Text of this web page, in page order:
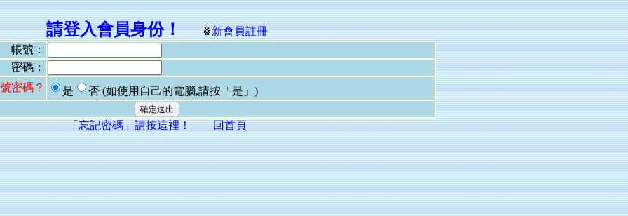
請登入會員身份！
新會員註冊
帳號：
密碼：
密碼？
是 否 (如使用自己的電腦,請按「是」)
「忘記密碼」請按這裡！ 回首頁